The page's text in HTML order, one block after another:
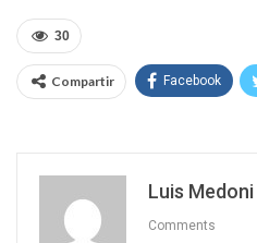
30
Compartir Facebook
Luis Medoni
Comments